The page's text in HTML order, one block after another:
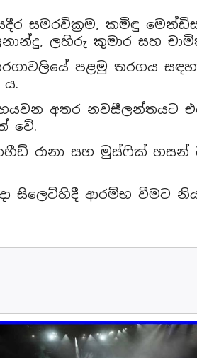
සමරවික්‍රම, කමිඳු
ලහිරු කුමාර සහ
පළමු තරගය
අතර නවසීලන්තයට
වේ.
සහ මුස්ෆික් හසන්
සිලෙට්හිදී ආරම්භ වීමට